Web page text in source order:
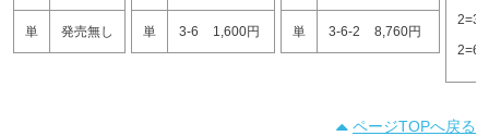
単 発売無し 単 3-6 1,600円 単 3-6-2 8,760円
2=3
2=6
ページTOPへ戻る